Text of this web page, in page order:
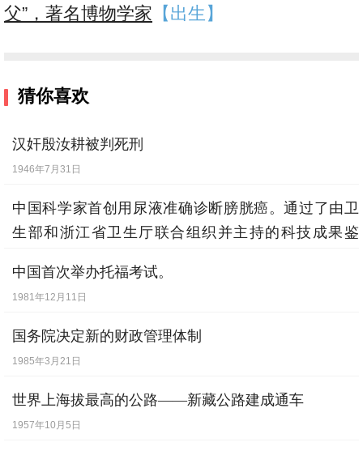
父”，著名博物学家 【出生】
猜你喜欢
汉奸殷汝耕被判死刑
1946年7月31日
中国科学家首创用尿液准确诊断膀胱癌。通过了由卫
生部和浙江省卫生厅联合组织并主持的科技成果鉴
2004年1月24日
中国首次举办托福考试。
1981年12月11日
国务院决定新的财政管理体制
1985年3月21日
世界上海拔最高的公路——新藏公路建成通车
1957年10月5日